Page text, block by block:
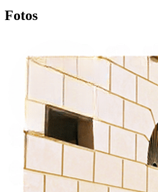
Fotos